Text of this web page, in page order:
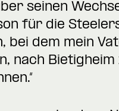
seinen
für die
bei dem mein
nach Bietigheim